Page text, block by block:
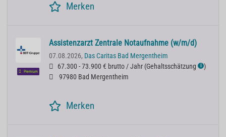
Merken
Premium
Assistenzarzt Zentrale Notaufnahme (w/m/d)
07.08.2026, Das Caritas Bad Mergentheim
67.300 - 73.900 € brutto / Jahr (Gehaltsschätzung ℹ )
97980 Bad Mergentheim
Merken